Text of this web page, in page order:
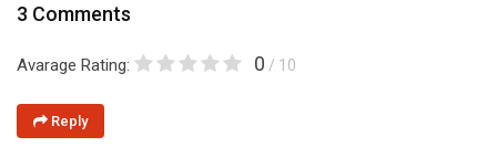
3 Comments
Avarage Rating: 0 / 10
Reply